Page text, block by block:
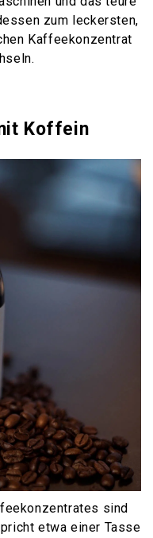
zum leckersten,
Kaffeekonzentrat
Koffein
sind
etwa einer Tasse